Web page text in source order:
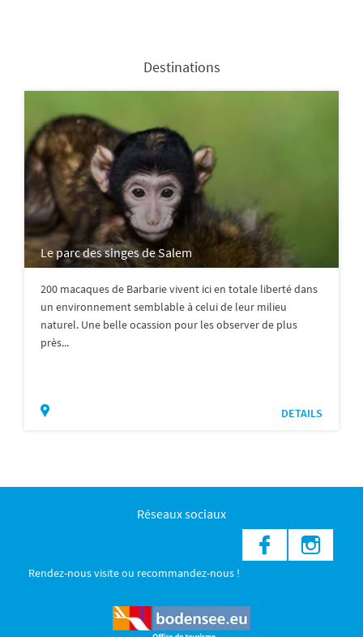
Destinations
Le parc des singes de Salem
200 macaques de Barbarie vivent ici en totale liberté dans
un environnement semblable à celui de leur milieu
naturel. Une belle ocassion pour les observer de plus
près...
DETAILS
Réseaux sociaux
Rendez-nous visite ou recommandez-nous !